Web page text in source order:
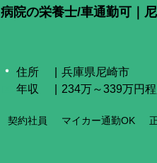
病院の栄養士/車通勤可｜
住所
兵庫県尼崎市
年収
234万～339万円
契約社員 マイカー通勤OK